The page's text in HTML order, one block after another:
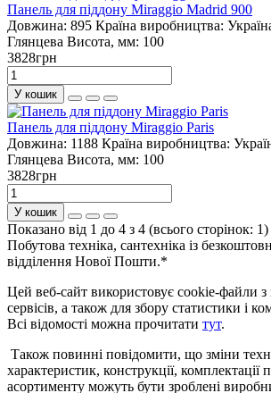
Панель для піддону Miraggio Madrid 900
Довжина: 895 Країна виробництва:
Глянцева Висота, мм: 100
3828грн
У кошик
Панель для піддону Miraggio Paris
Довжина: 1188 Країна виробництва:
Глянцева Висота, мм: 100
3828грн
У кошик
Показано від 1 до 4 з 4 (всього сторінок: 1)
Побутова техніка, сантехніка із
відділення Нової Пошти.*
Цей веб-сайт використовує cookie-файли
сервісів, а також для збору статистики і
Всі відомості можна прочитати тут.
Також повинні повідомити, що зміни
характеристик, конструкції, комплектації
асортименту можуть бути зроблені